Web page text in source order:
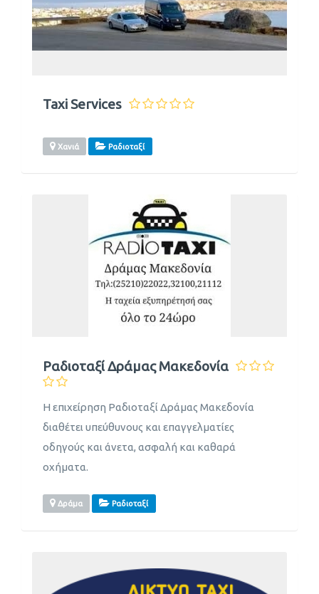
Taxi Services
Χανιά Ραδιοταξί
Ραδιοταξί Δράμας Μακεδονία
Η επιχείρηση Ραδιοταξί Δράμας Μακεδονία
διαθέτει υπεύθυνους και επαγγελματίες
οδηγούς και άνετα, ασφαλή και καθαρά
οχήματα.
Δράμα Ραδιοταξί